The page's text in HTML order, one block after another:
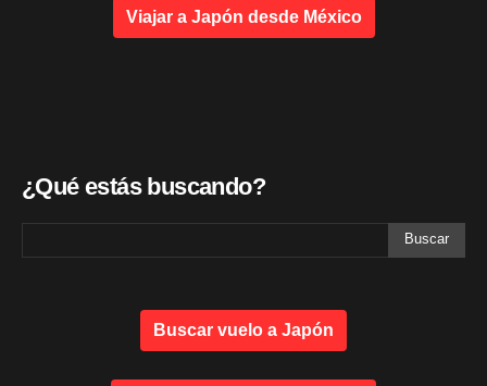
Viajar a Japón desde México
¿Qué estás buscando?
Buscar vuelo a Japón